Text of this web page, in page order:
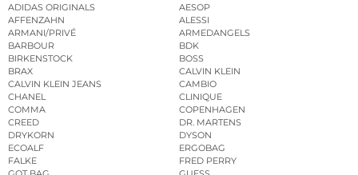
ADIDAS ORIGINALS
AESOP
AFFENZAHN
ALESSI
ARMANI/PRIVÉ
ARMEDANGELS
BARBOUR
BDK
BIRKENSTOCK
BOSS
BRAX
CALVIN KLEIN
CALVIN KLEIN JEANS
CAMBIO
CHANEL
CLINIQUE
COMMA
COPENHAGEN
CREED
DR. MARTENS
DRYKORN
DYSON
ECOALF
ERGOBAG
FALKE
FRED PERRY